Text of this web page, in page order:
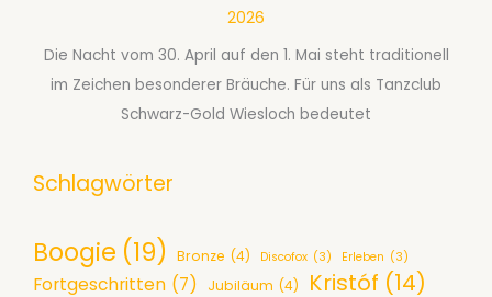
2026
Die Nacht vom 30. April auf den 1. Mai steht traditionell
im Zeichen besonderer Bräuche. Für uns als Tanzclub
Schwarz-Gold Wiesloch bedeutet
Schlagwörter
Boogie (19) Bronze (4) Discofox (3) Erleben (3)
Fortgeschritten (7) Jubiläum (4) Kristóf (14)